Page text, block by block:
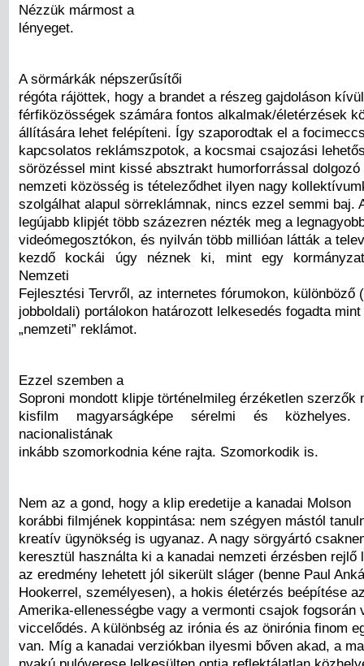
Nézzük mármost a
lényeget.
A sörmárkák népszerűsítői
régóta rájöttek, hogy a brandet a részeg gajdoláson
férfiközösségek számára fontos alkalmak/életérzések
állítására lehet felépíteni. Így szaporodtak el a
kapcsolatos reklámszpotok, a kocsmai csajozási
sörözéssel mint kissé absztrakt humorforrással dolgozó
nemzeti közösség is tételeződhet ilyen nagy
szolgálhat alapul sörreklámnak, nincs ezzel semmi baj.
legújabb klipjét több százezren nézték meg a
videómegosztókon, és nyilván több millióan látták a
kezdő kockái úgy néznek ki, mint egy
Nemzeti
Fejlesztési Tervről, az internetes fórumokon, különböző
jobboldali) portálokon határozott lelkesedés fogadta
„nemzeti” reklámot.
Ezzel szemben a
Soproni mondott klipje történelmileg érzéketlen szerzők
kisfilm magyarságképe sérelmi és
nacionalistának
inkább szomorkodnia kéne rajta. Szomorkodik is.
Nem az a gond, hogy a klip eredetije a kanadai Molson
korábbi filmjének koppintása: nem szégyen mástól
kreatív ügynökség is ugyanaz. A nagy sörgyártó
keresztül használta ki a kanadai nemzeti érzésben rejlő
az eredmény lehetett jól sikerült sláger (benne Paul
Hookerrel, személyesen), a hokis életérzés beépítése
Amerika-ellenességbe vagy a vermonti csajok fogsorán
viccelődés. A különbség az irónia és az önirónia finom
van. Míg a kanadai verziókban ilyesmi bőven akad, a